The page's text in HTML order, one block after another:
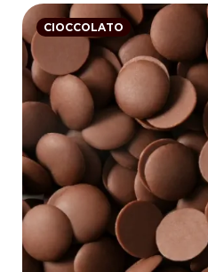
CIOCCOLATO